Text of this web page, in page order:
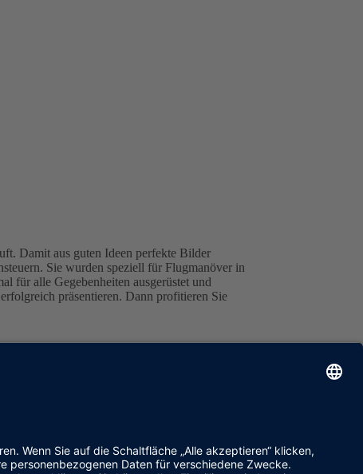
Damit aus guten Ideen perfekte Bilder
Sie wurden speziell für Flugmanöver in
für alle Gegebenheiten ausgerüstet und
präsentieren. Dann profitieren Sie